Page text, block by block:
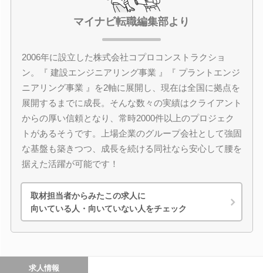
マイナビ転職編集部より
2006年に設立した株式会社コプロコンストラクショ
ン。『 建設エンジニアリング事業 』『 プラントエンジ
ニアリング事業 』を2軸に展開し、現在は全国に拠点を
展開するまでに成長。そんな数々の実績はクライアント
からの厚い信頼となり、常時2000件以上のプロジェク
トがあるそうです。上場企業のグループ会社として強固
な基盤も築きつつ、成長を続ける同社なら安心して腰を
据えた活躍が可能です！
取材担当者からみたこの求人に
向いている人・向いていない人をチェック
求人情報